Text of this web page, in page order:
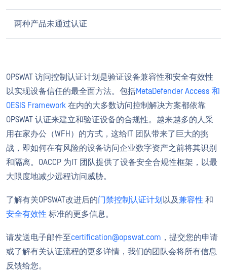
两种产品未通过认证
OPSWAT 访问控制认证计划是验证设备兼容性和安全有效性
以实现设备信任的最全面方法。包括MetaDefender Access 和
OESIS Framework 在内的大多数访问控制解决方案都依靠
OPSWAT 认证来建立和验证设备的合规性。越来越多的人采
用在家办公（WFH）的方式，这给IT 团队带来了巨大的挑
战，即如何在有风险的设备访问企业数字资产之前将其识别
和隔离。OACCP 为IT 团队提供了设备安全合规性框架，以最
大限度地减少远程访问威胁。
了解有关OPSWAT改进后的门禁控制认证计划 以及兼容性 和
安全有效性 标准的更多信息。
请发送电子邮件至certification@opswat.com ，提交您的申请
或了解有关认证流程的更多详情，我们的团队会将所有信息
反馈给您。